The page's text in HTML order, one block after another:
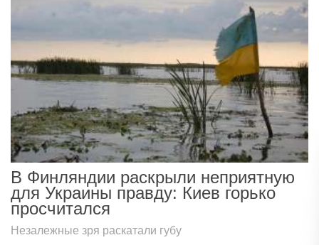
В Финляндии раскрыли неприятную
для Украины правду: Киев горько
просчитался
Незалежные зря раскатали губу